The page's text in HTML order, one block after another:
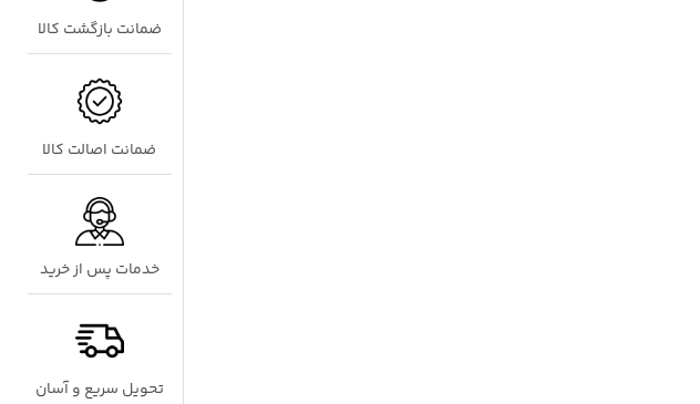
ضمانت بازگشت کالا
ضمانت اصالت کالا
خدمات پس از خرید
تحویل سریع و آسان